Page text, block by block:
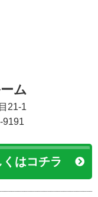
ム
21-1
9191
はコチラ